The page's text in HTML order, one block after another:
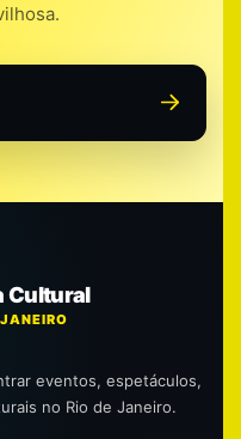
Cultural
eventos, espetáculos,
no Rio de Janeiro.